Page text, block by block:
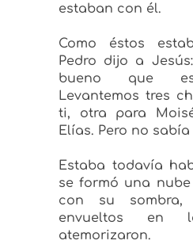
estaban con él.
Como éstos
Pedro dijo a Jesús:
bueno que
Levantemos tres
ti, otra para
Elías. Pero no
Estaba todavía
se formó una
con su
envueltos en
atemorizaron.